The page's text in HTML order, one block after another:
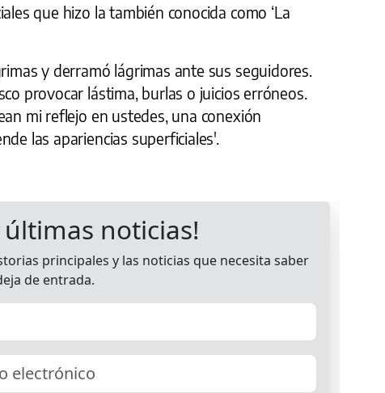
que hizo la también conocida como ‘La
y derramó lágrimas ante sus seguidores.
provocar lástima, burlas o juicios erróneos.
mi reflejo en ustedes, una conexión
las apariencias superficiales'.